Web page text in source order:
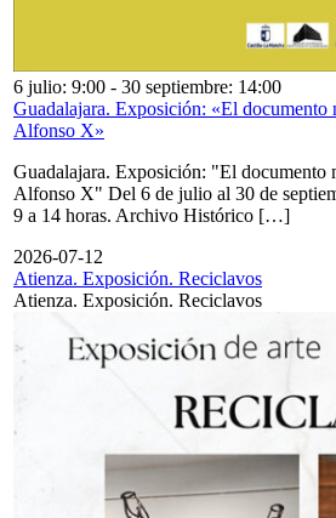
6 julio: 9:00 - 30 septiembre: 14:00
Guadalajara. Exposición: «El documento
Alfonso X»
Guadalajara. Exposición: "El documento
Alfonso X" Del 6 de julio al 30 de
9 a 14 horas. Archivo Histórico […]
2026-07-12
Atienza. Exposición. Reciclavos
Atienza. Exposición. Reciclavos